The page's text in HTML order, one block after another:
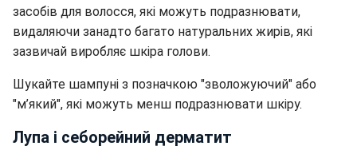
засобів для волосся, які можуть подразнювати,
видаляючи занадто багато натуральних жирів, які
зазвичай виробляє шкіра голови.
Шукайте шампуні з позначкою "зволожуючий" або
"м’який", які можуть менш подразнювати шкіру.
Лупа і себорейний дерматит